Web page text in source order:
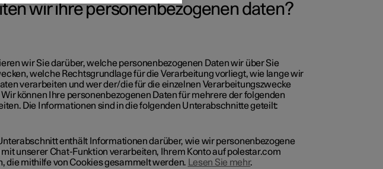
wir ihre personenbezogenen daten?
wir Sie darüber, welche personenbezogenen Daten wir über Sie
welche Rechtsgrundlage für die Verarbeitung vorliegt, wie lange wir
verarbeiten und wer der/die für die einzelnen Verarbeitungszwecke
können Ihre personenbezogenen Daten für mehrere der folgenden
Die Informationen sind in die folgenden Unterabschnitte geteilt:
enthält Informationen darüber, wie wir personenbezogene
unserer Chat-Funktion verarbeiten, Ihrem Konto auf polestar.com
die mithilfe von Cookies gesammelt werden. Lesen Sie mehr.